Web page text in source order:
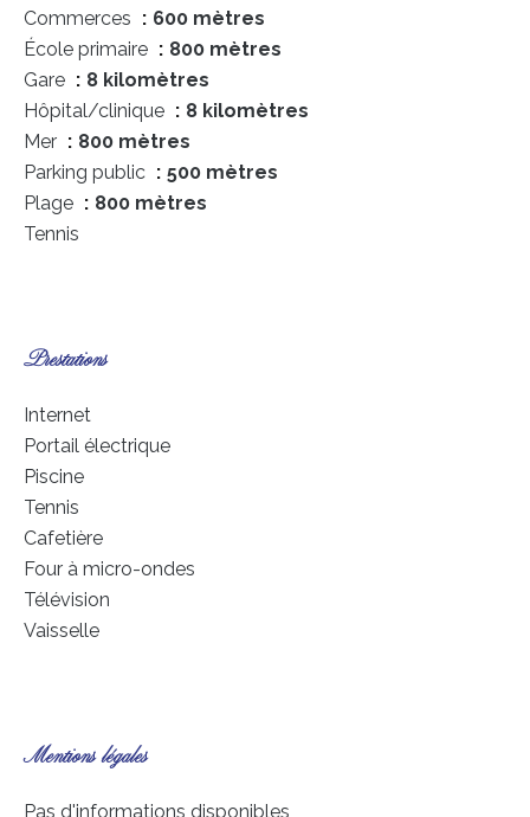
Commerces
600 mètres
École primaire
800 mètres
Gare
8 kilomètres
Hôpital/clinique
8 kilomètres
Mer
800 mètres
Parking public
500 mètres
Plage
800 mètres
Tennis
Prestations
Internet
Portail électrique
Piscine
Tennis
Cafetière
Four à micro-ondes
Télévision
Vaisselle
Mentions légales
Pas d'informations disponibles